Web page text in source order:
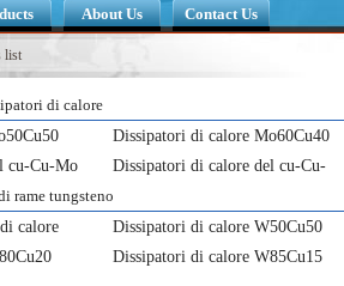
About Us Contact Us
list
di calore
Dissipatori di calore Mo60Cu40
cu-Cu-Mo
Dissipatori di calore del cu-Cu-
Mo70Cu
rame tungsteno
calore
Dissipatori di calore W50Cu50
Dissipatori di calore W85Cu15